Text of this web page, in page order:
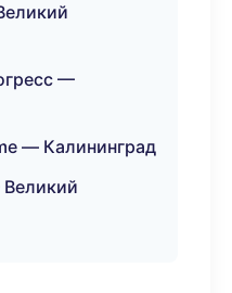
—
— Калининград